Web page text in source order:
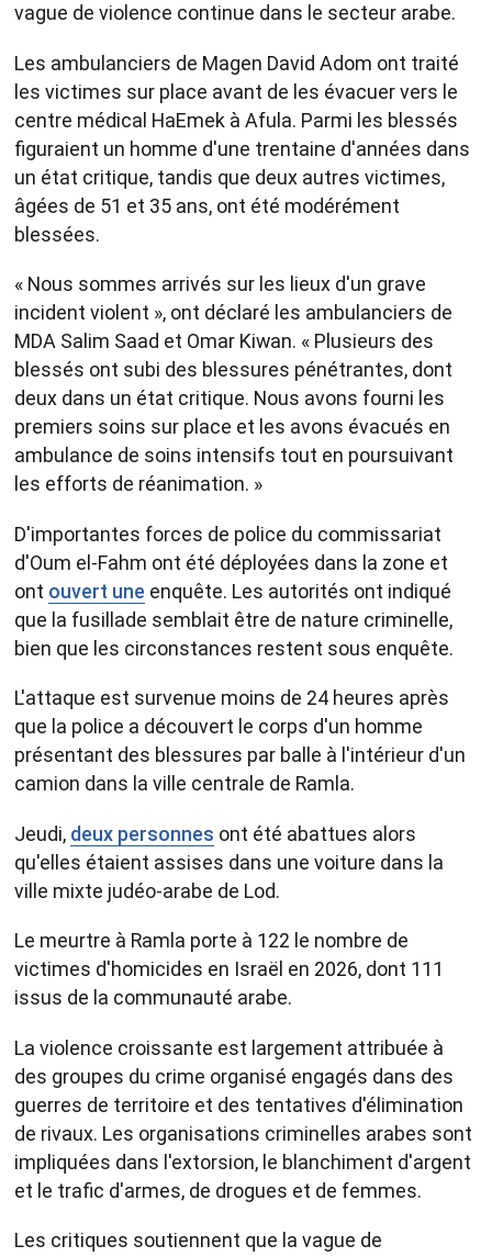
vague de violence continue dans le secteur arabe.
Les ambulanciers de Magen David Adom ont traité
les victimes sur place avant de les évacuer vers le
centre médical HaEmek à Afula. Parmi les blessés
figuraient un homme d'une trentaine d'années dans
un état critique, tandis que deux autres victimes,
âgées de 51 et 35 ans, ont été modérément
blessées.
« Nous sommes arrivés sur les lieux d'un grave
incident violent », ont déclaré les ambulanciers de
MDA Salim Saad et Omar Kiwan. « Plusieurs des
blessés ont subi des blessures pénétrantes, dont
deux dans un état critique. Nous avons fourni les
premiers soins sur place et les avons évacués en
ambulance de soins intensifs tout en poursuivant
les efforts de réanimation. »
D'importantes forces de police du commissariat
d'Oum el-Fahm ont été déployées dans la zone et
ont ouvert une enquête. Les autorités ont indiqué
que la fusillade semblait être de nature criminelle,
bien que les circonstances restent sous enquête.
L'attaque est survenue moins de 24 heures après
que la police a découvert le corps d'un homme
présentant des blessures par balle à l'intérieur d'un
camion dans la ville centrale de Ramla.
Jeudi, deux personnes ont été abattues alors
qu'elles étaient assises dans une voiture dans la
ville mixte judéo-arabe de Lod.
Le meurtre à Ramla porte à 122 le nombre de
victimes d'homicides en Israël en 2026, dont 111
issus de la communauté arabe.
La violence croissante est largement attribuée à
des groupes du crime organisé engagés dans des
guerres de territoire et des tentatives d'élimination
de rivaux. Les organisations criminelles arabes sont
impliquées dans l'extorsion, le blanchiment d'argent
et le trafic d'armes, de drogues et de femmes.
Les critiques soutiennent que la vague de